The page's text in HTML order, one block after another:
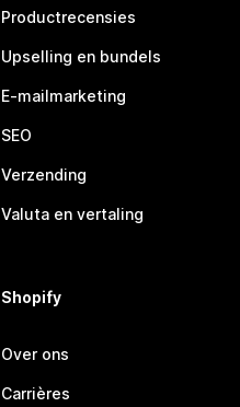
Productrecensies
Upselling en bundels
E-mailmarketing
SEO
Verzending
Valuta en vertaling
Shopify
Over ons
Carrières